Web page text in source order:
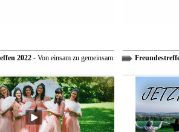
2022- Von einsam zu gemeinsam